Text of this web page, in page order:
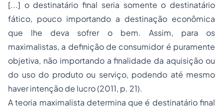
[...] o destinatário final seria somente o destinatário
fático, pouco importando a destinação econômica
que lhe deva sofrer o bem. Assim, para os
maximalistas, a definição de consumidor é puramente
objetiva, não importando a finalidade da aquisição ou
do uso do produto ou serviço, podendo até mesmo
haver intenção de lucro (2011, p. 21).
A teoria maximalista determina que é destinatário final